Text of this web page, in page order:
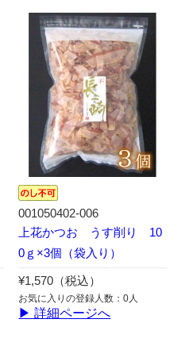
001050402-006
上花かつお うす削り 10
0ｇ×3個（袋入り）
¥1,570（税込）
お気に入りの登録人数：0人
▶ 詳細ページへ